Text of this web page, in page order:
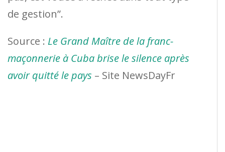
de gestion”.
Source : Le Grand Maître de la franc-
maçonnerie à Cuba brise le silence après
avoir quitté le pays – Site NewsDayFr